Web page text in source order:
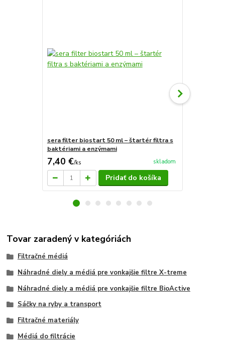
sera filter biostart 50 ml – štartér filtra s
baktériami a enzýmami
7,40 €/ks skladom
Pridať do košíka
Tovar zaradený v kategóriách
Filtračné médiá
Náhradné diely a médiá pre vonkajšie filtre X-treme
Náhradné diely a médiá pre vonkajšie filtre BioActive
Sáčky na ryby a transport
Filtračné materiály
Médiá do filtrácie